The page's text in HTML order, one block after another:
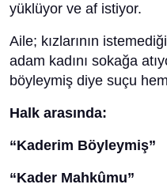
yüklüyor ve af istiyor.
Aile; kızlarının
adam kadını sokağa
böyleymiş diye suçu
Halk arasında:
“Kaderim Böyleymiş”
“Kader Mahkûmu”